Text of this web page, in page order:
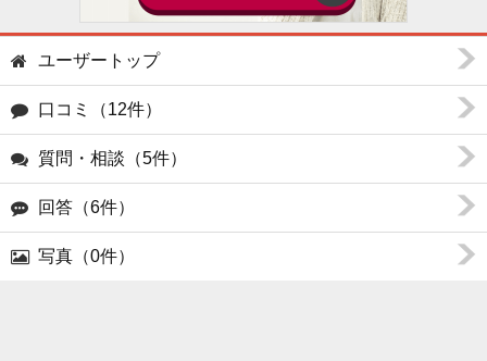
ユーザートップ
口コミ（12件）
質問・相談（5件）
回答（6件）
写真（0件）